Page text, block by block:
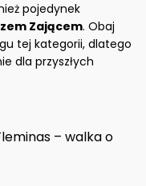
pojedynek
Zającem. Obaj
tej kategorii, dlatego
dla przyszłych
– walka o